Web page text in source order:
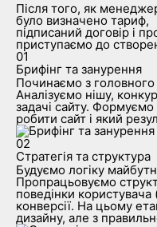
Після того, як
було визначено тариф,
підписаний договір і
приступаємо до
01
Брифінг та занурення
Починаємо з
Аналізуємо нішу,
задачі сайту.
робити сайт і який
02
Стратегія та структура
Будуємо логіку
Пропрацьовуємо
поведінки
конверсії. На цьому
дизайну, але з